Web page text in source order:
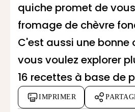
quiche promet de
fromage de chèvre
C'est aussi une bonne
vous voulez explorer
16 recettes à base de
IMPRIMER